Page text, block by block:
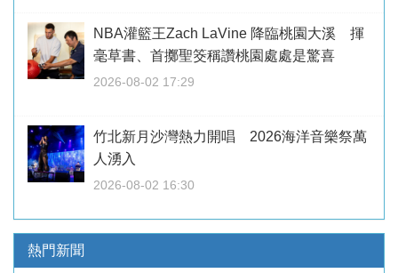
NBA灌籃王Zach LaVine 降臨桃園大溪 揮
毫草書、首擲聖筊稱讚桃園處處是驚喜
2026-08-02 17:29
竹北新月沙灣熱力開唱 2026海洋音樂祭萬
人湧入
2026-08-02 16:30
熱門新聞